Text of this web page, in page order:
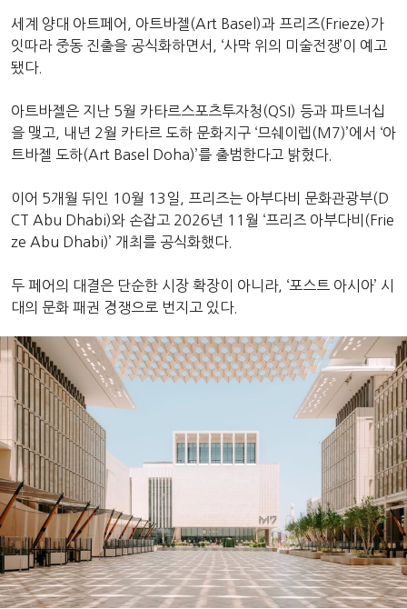
세계 양대 아트페어, 아트바젤(Art Basel)과 프리즈(Frieze)가
잇따라 중동 진출을 공식화하면서, ‘사막 위의 미술전쟁’이 예고
됐다.
아트바젤은 지난 5월 카타르스포츠투자청(QSI) 등과 파트너십
을 맺고, 내년 2월 카타르 도하 문화지구 ‘므쉐이렙(M7)’에서 ‘아
트바젤 도하(Art Basel Doha)’를 출범한다고 밝혔다.
이어 5개월 뒤인 10월 13일, 프리즈는 아부다비 문화관광부(D
CT Abu Dhabi)와 손잡고 2026년 11월 ‘프리즈 아부다비(Frie
ze Abu Dhabi)’ 개최를 공식화했다.
두 페어의 대결은 단순한 시장 확장이 아니라, ‘포스트 아시아’ 시
대의 문화 패권 경쟁으로 번지고 있다.